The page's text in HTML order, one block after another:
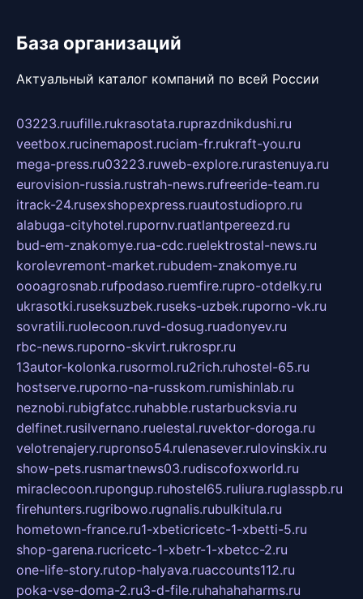
База организаций
Актуальный каталог компаний по всей России
03223.ruufille.rukrasotata.ruprazdnikdushi.ru
veetbox.rucinemapost.ruciam-fr.rukraft-you.ru
mega-press.ru03223.ruweb-explore.rurastenuya.ru
eurovision-russia.rustrah-news.rufreeride-team.ru
itrack-24.rusexshopexpress.ruautostudiopro.ru
alabuga-cityhotel.rupornv.ruatlantpereezd.ru
bud-em-znakomye.rua-cdc.ruelektrostal-news.ru
korolevremont-market.rubudem-znakomye.ru
oooagrosnab.rufpodaso.ruemfire.rupro-otdelky.ru
ukrasotki.ruseksuzbek.ruseks-uzbek.ruporno-vk.ru
sovratili.ruolecoon.ruvd-dosug.ruadonyev.ru
rbc-news.ruporno-skvirt.rukrospr.ru
13autor-kolonka.rusormol.ru2rich.ruhostel-65.ru
hostserve.ruporno-na-russkom.rumishinlab.ru
neznobi.rubigfatcc.ruhabble.rustarbucksvia.ru
delfinet.rusilvernano.ruelestal.ruvektor-doroga.ru
velotrenajery.rupronso54.rulenasever.rulovinskix.ru
show-pets.rusmartnews03.rudiscofoxworld.ru
miraclecoon.rupongup.ruhostel65.ruliura.ruglasspb.ru
firehunters.rugribowo.rugnalis.rubulkitula.ru
hometown-france.ru1-xbeticricetc-1-xbetti-5.ru
shop-garena.rucricetc-1-xbetr-1-xbetcc-2.ru
one-life-story.rutop-halyava.ruaccounts112.ru
poka-vse-doma-2.ru3-d-file.ruhahahaharms.ru